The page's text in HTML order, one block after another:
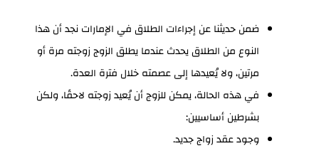
ضمن حديثنا عن إجراءات الطلاق في الإمارات نجد أن هذا
النوع من الطلاق يحدث عندما يطلق الزوج زوجته مرة أو
مرتين، ولا يُعيدها إلى عصمته خلال فترة العدة.
في هذه الحالة، يمكن للزوج أن يُعيد زوجته لاحقًا، ولكن
بشرطين أساسيين:
وجود عقد زواج جديد.